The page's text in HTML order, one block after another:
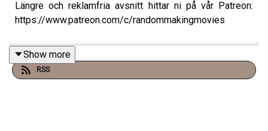
Längre och reklamfria avsnitt hittar ni på vår Patreon:
https://www.patreon.com/c/randommakingmovies
Show more
RSS